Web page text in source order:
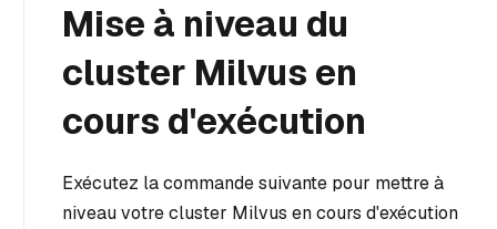
Mise à niveau du
cluster Milvus en
cours d'exécution
Exécutez la commande suivante pour mettre à
niveau votre cluster Milvus en cours d'exécution